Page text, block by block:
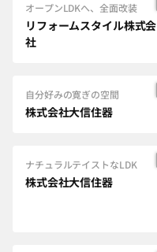
オープンLDKへ、全面改装
リフォームスタイル株式会
社
自分好みの寛ぎの空間
株式会社大信住器
ナチュラルテイストなLDK
株式会社大信住器